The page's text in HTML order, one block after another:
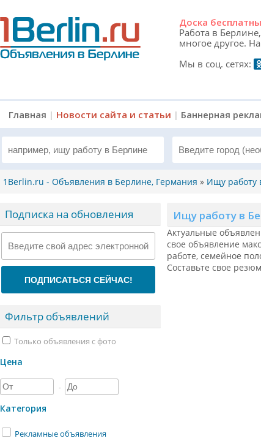
Доска
Работа в
многое другое.
Мы в соц. сетях:
Главная | Новости сайта и статьи | Баннерная
1Berlin.ru - Объявления в Берлине, Германия » Ищу работу
Ищу работу в
Актуальные
свое объявление
работе, семейное
Составьте свое
Подписка на обновления
ПОДПИСАТЬСЯ СЕЙЧАС!
Фильтр объявлений
Только объявления с фото
Цена
-
Категория
Рекламные объявления